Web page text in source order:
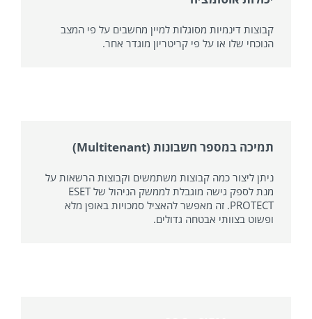
קבוצות דינמיות מסוגלות למיין מחשבים על פי המצב
הנוכחי שלו או על פי קריטריון מוגדר אחר.
תמיכה במספר חשבונות (Multitenant)
ניתן ליצור כמה קבוצות משתמשים וקבוצות הרשאות על
מנת לספק גישה מוגבלת לממשק הניהול של ESET
PROTECT. זה מאפשר להאציל סמכויות באופן מלא
ופשוט בצוותי אבטחה גדולים.